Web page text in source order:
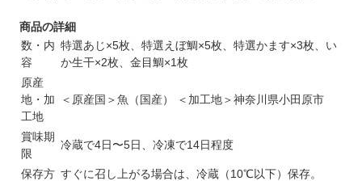
商品の詳細
数・内
容
特選あじ×5枚、特選えぼ鯛×5枚、特選かます×3枚、い
か生干×2枚、金目鯛×1枚
原産
地・加
工地
＜原産国＞魚（国産） ＜加工地＞神奈川県小田原市
賞味期
限
冷蔵で4日〜5日、冷凍で14日程度
保存方 すぐに召し上がる場合は、冷蔵（10℃以下）保存。